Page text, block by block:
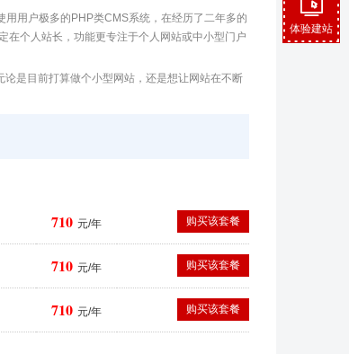
用户极多的PHP类CMS系统，在经历了二年多的
在个人站长，功能更专注于个人网站或中小型门户
是目前打算做个小型网站，还是想让网站在不断
710 元/年 购买该套餐
710 元/年 购买该套餐
710 元/年 购买该套餐
体验建站